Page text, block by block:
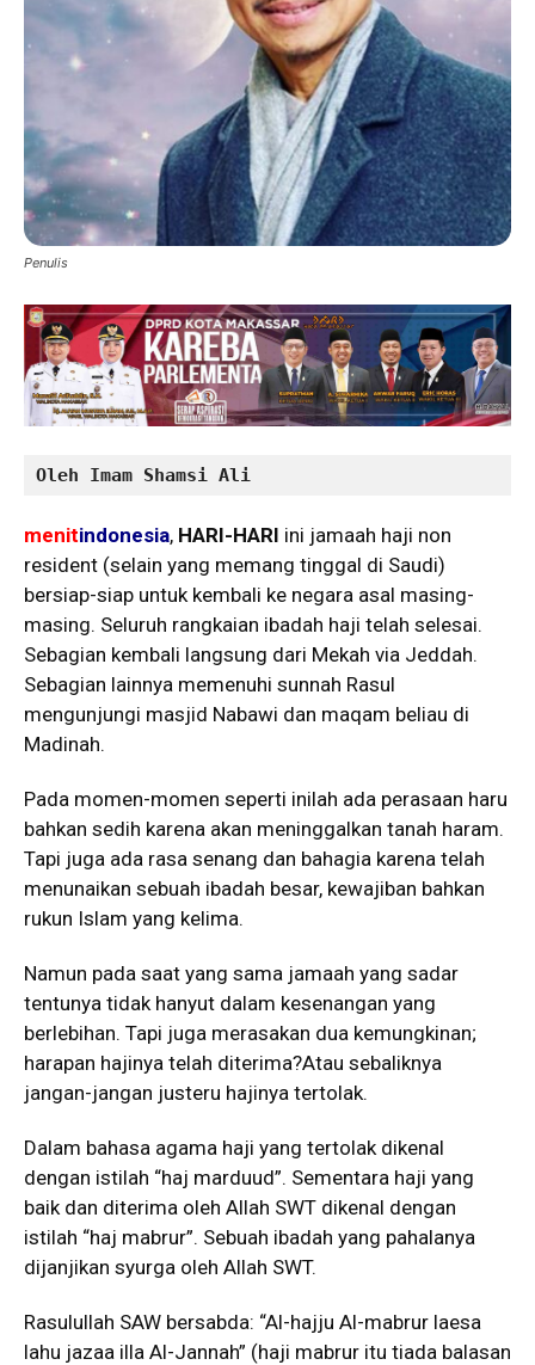
Penulis
Oleh Imam Shamsi Ali
menitindonesia, HARI-HARI ini jamaah haji non
resident (selain yang memang tinggal di Saudi)
bersiap-siap untuk kembali ke negara asal masing-
masing. Seluruh rangkaian ibadah haji telah selesai.
Sebagian kembali langsung dari Mekah via Jeddah.
Sebagian lainnya memenuhi sunnah Rasul
mengunjungi masjid Nabawi dan maqam beliau di
Madinah.
Pada momen-momen seperti inilah ada perasaan haru
bahkan sedih karena akan meninggalkan tanah haram.
Tapi juga ada rasa senang dan bahagia karena telah
menunaikan sebuah ibadah besar, kewajiban bahkan
rukun Islam yang kelima.
Namun pada saat yang sama jamaah yang sadar
tentunya tidak hanyut dalam kesenangan yang
berlebihan. Tapi juga merasakan dua kemungkinan;
harapan hajinya telah diterima?Atau sebaliknya
jangan-jangan justeru hajinya tertolak.
Dalam bahasa agama haji yang tertolak dikenal
dengan istilah “haj marduud”. Sementara haji yang
baik dan diterima oleh Allah SWT dikenal dengan
istilah “haj mabrur”. Sebuah ibadah yang pahalanya
dijanjikan syurga oleh Allah SWT.
Rasulullah SAW bersabda: “Al-hajju Al-mabrur laesa
lahu jazaa illa Al-Jannah” (haji mabrur itu tiada balasan